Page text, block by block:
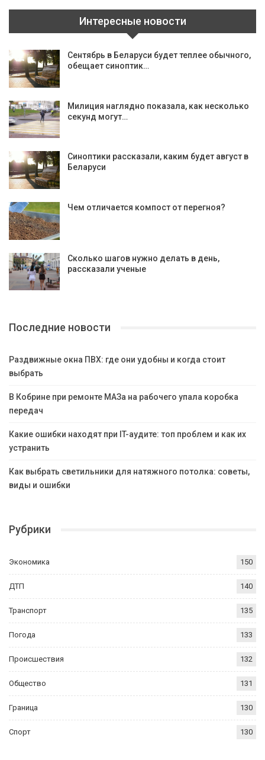
Интересные новости
Сентябрь в Беларуси будет теплее обычного,
обещает синоптик…
Милиция наглядно показала, как несколько
секунд могут…
Синоптики рассказали, каким будет август в
Беларуси
Чем отличается компост от перегноя?
Сколько шагов нужно делать в день,
рассказали ученые
Последние новости
Раздвижные окна ПВХ: где они удобны и когда стоит
выбрать
В Кобрине при ремонте МАЗа на рабочего упала коробка
передач
Какие ошибки находят при IT-аудите: топ проблем и как их
устранить
Как выбрать светильники для натяжного потолка: советы,
виды и ошибки
Рубрики
Экономика 150
ДТП 140
Транспорт 135
Погода 133
Происшествия 132
Общество 131
Граница 130
Спорт 130